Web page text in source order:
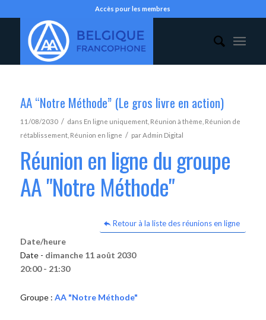
Accès pour les membres
AA “Notre Méthode” (Le gros livre en action)
11/08/2030 / dans En ligne uniquement, Réunion à thème Réunion de
rétablissement, Réunion en ligne / parAdmin Digital
Réunion en ligne du groupe
AA "Notre Méthode"
Retour à la liste des réunions en ligne
Date/heure
Date - dimanche 11 août 2030
20:00 - 21:30
Groupe : AA "Notre Méthode"